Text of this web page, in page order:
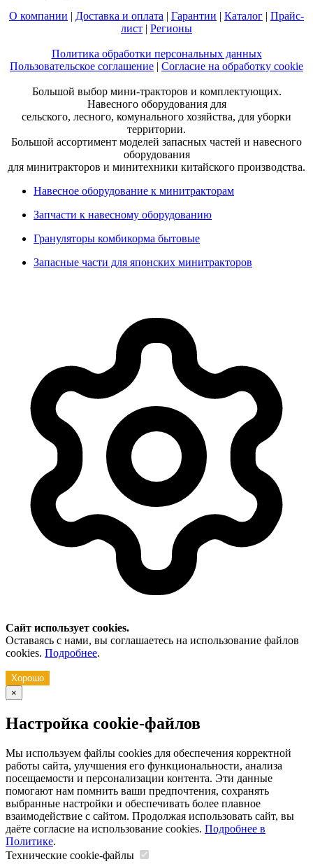
О компании | Доставка и оплата | Гарантии | Каталог | Прайс-
лист | Регионы
Политика обработки персональных данных
Пользовательское соглашение | Согласие на обработку cookie
Большой выбор мини-тракторов и комплектующих.
Навесного оборудования для
сельского, лесного, комунального хозяйства, для уборки
территории.
Большой ассортимент моделей запасных частей и навесного
оборудования
для минитракторов и минитехники китайского производства.
Навесное оборудование к минитракторам
Запчасти к навесному оборудованию
Грануляторы комбикорма бытовые
Запасные части для японских минитракторов
Сайт использует cookies.
Оставаясь с нами, вы соглашаетесь на использование файлов
cookies. Подробнее.
Хорошо
×
Настройка cookie-файлов
Мы используем файлы cookies для обеспечения корректной
работы сайта, улучшения его функциональности, анализа
посещаемости и персонализации контента. Эти данные
помогают нам помнить ваши предпочтения, сохранять
выбранные настройки и обеспечивать более плавное
взаимодействие с сайтом. Продолжая использовать сайт, вы
даёте согласие на использование cookies. Подробнее в
Политике.
Технические cookie-файлы